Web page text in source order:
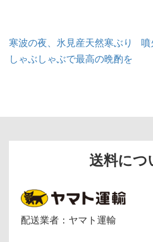
投
稿
ナ
ン
寒波の夜、氷見産天然寒ぶり
しゃぶしゃぶで最高の晩酌を
噴
送料につ
配送業者：ヤマト運輸